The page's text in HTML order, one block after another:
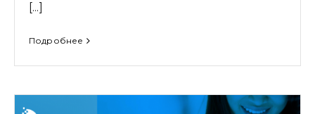
[...]
Подробнее